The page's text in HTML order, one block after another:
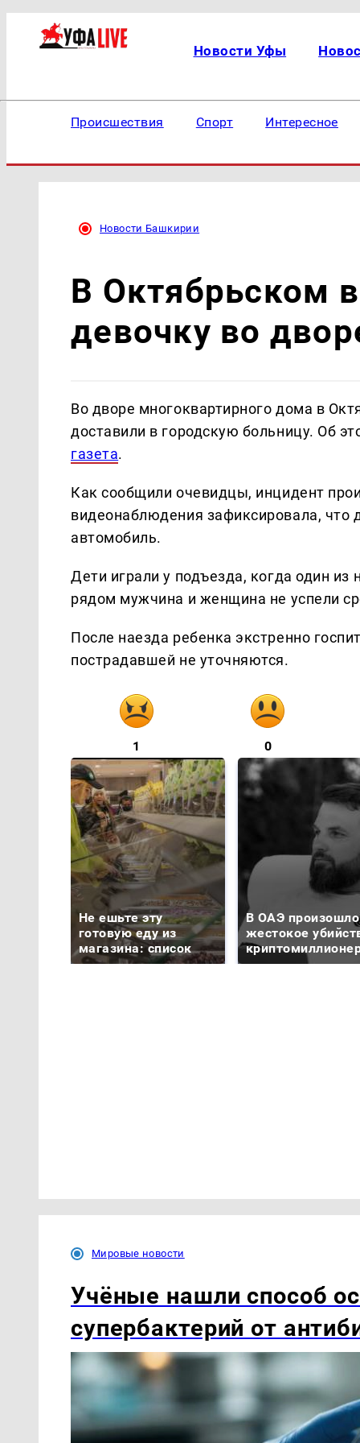
Новости Уфы
Происшествия Спорт Интересное
Новости Башкирии
В Октябрьском
девочку во
Во дворе многоквартирного дома в
доставили в городскую больницу. Об
газета.
Как сообщили очевидцы, инцидент
видеонаблюдения зафиксировала, что
автомобиль.
Дети играли у подъезда, когда один
рядом мужчина и женщина не успели
После наезда ребенка экстренно
пострадавшей не уточняются.
1 0
Не ешьте эту
готовую еду из
магазина: список
В ОАЭ произошло
жестокое
Мировые новости
Учёные нашли способ
супербактерий от